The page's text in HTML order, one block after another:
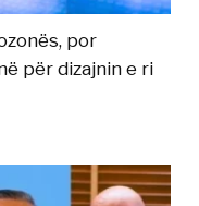
por
për dizajnin e ri